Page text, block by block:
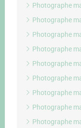
Photographe
Photographe
Photographe
Photographe
Photographe
Photographe
Photographe
Photographe
Photographe